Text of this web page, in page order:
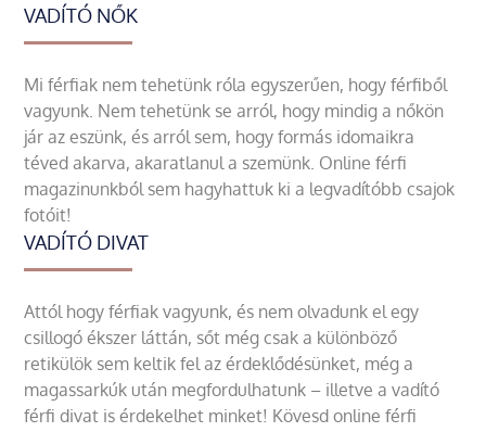
VADÍTÓ NŐK
Mi férfiak nem tehetünk róla egyszerűen, hogy férfiből
vagyunk. Nem tehetünk se arról, hogy mindig a nőkön
jár az eszünk, és arról sem, hogy formás idomaikra
téved akarva, akaratlanul a szemünk. Online férfi
magazinunkból sem hagyhattuk ki a legvadítóbb csajok
fotóit!
VADÍTÓ DIVAT
Attól hogy férfiak vagyunk, és nem olvadunk el egy
csillogó ékszer láttán, sőt még csak a különböző
retikülök sem keltik fel az érdeklődésünket, még a
magassarkúk után megfordulhatunk – illetve a vadító
férfi divat is érdekelhet minket! Kövesd online férfi